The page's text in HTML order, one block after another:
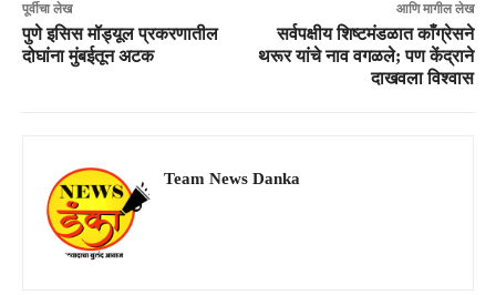
पूर्वीचा लेख
पुणे इसिस मॉड्यूल प्रकरणातील
दोघांना मुंबईतून अटक
आणि मागील लेख
सर्वपक्षीय शिष्टमंडळात काँग्रेसने
थरूर यांचे नाव वगळले; पण केंद्राने
दाखवला विश्वास
Team News Danka